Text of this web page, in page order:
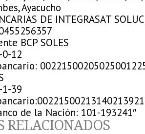
Ayacucho
DE INTEGRASAT
BCP SOLES
12
39
de la Nación: 101-193241″
RELACIONADOS